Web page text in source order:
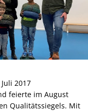
2017
feierte im August
Qualitätssiegels. Mit